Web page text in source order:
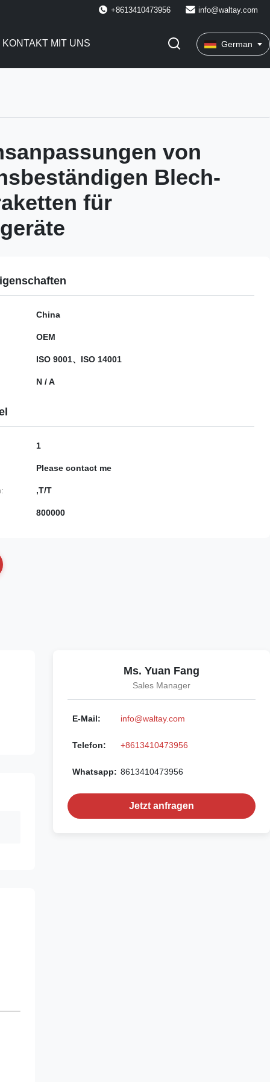
+8613410473956 info@waltay.com
KONTAKT MIT UNS German
von
Blech-
für
China
OEM
ISO 9001、ISO 14001
N / A
1
Please contact me
,T/T
800000
Ms. Yuan Fang
Sales Manager
E-Mail: info@waltay.com
Telefon: +8613410473956
Whatsapp: 8613410473956
Jetzt anfragen